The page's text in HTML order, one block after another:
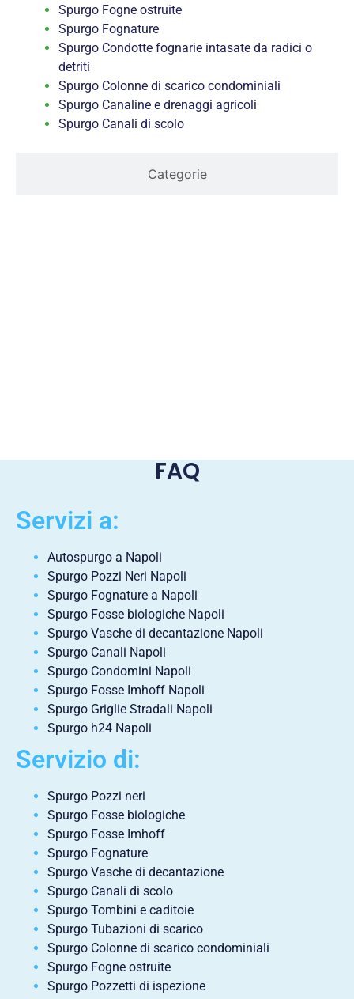
Categorie
Spurgo Fogne ostruite
Spurgo Fognature
Spurgo Condotte fognarie intasate da radici o
detriti
Spurgo Colonne di scarico condominiali
Spurgo Canaline e drenaggi agricoli
Spurgo Canali di scolo
FAQ
Servizi a:
Autospurgo a Napoli
Spurgo Pozzi Neri Napoli
Spurgo Fognature a Napoli
Spurgo Fosse biologiche Napoli
Spurgo Vasche di decantazione Napoli
Spurgo Canali Napoli
Spurgo Condomini Napoli
Spurgo Fosse Imhoff Napoli
Spurgo Griglie Stradali Napoli
Spurgo h24 Napoli
Servizio di:
Spurgo Pozzi neri
Spurgo Fosse biologiche
Spurgo Fosse Imhoff
Spurgo Fognature
Spurgo Vasche di decantazione
Spurgo Canali di scolo
Spurgo Tombini e caditoie
Spurgo Tubazioni di scarico
Spurgo Colonne di scarico condominiali
Spurgo Fogne ostruite
Spurgo Pozzetti di ispezione